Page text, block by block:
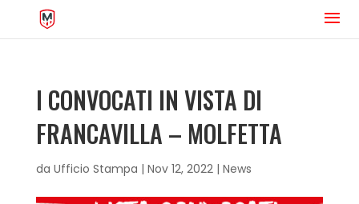
I CONVOCATI IN VISTA DI
FRANCAVILLA – MOLFETTA
da Ufficio Stampa | Nov 12, 2022| News